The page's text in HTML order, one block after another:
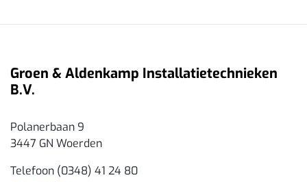
Groen & Aldenkamp Installatietechnieken
B.V.
Polanerbaan 9
3447 GN Woerden
Telefoon (0348) 41 24 80